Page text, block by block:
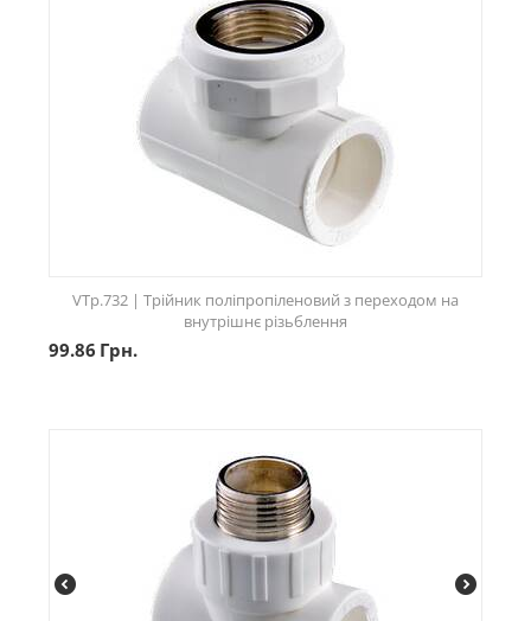
VTp.732 | Трійник поліпропіленовий з переходом на
внутрішнє різьблення
99.86 Грн.